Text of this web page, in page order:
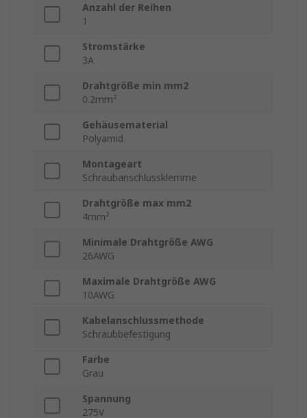
Anzahl der Reihen
1
Stromstärke
3A
Drahtgröße min mm2
0.2mm²
Gehäusematerial
Polyamid
Montageart
Schraubanschlussklemme
Drahtgröße max mm2
4mm²
Minimale Drahtgröße AWG
26AWG
Maximale Drahtgröße AWG
10AWG
Kabelanschlussmethode
Schraubbefestigung
Farbe
Grau
Spannung
275V